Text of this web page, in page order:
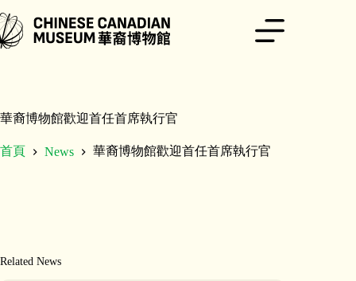
至
主
華裔博物館歡迎首任首席執行官
首頁 News 華裔博物館歡迎首任首席執行官
Related News